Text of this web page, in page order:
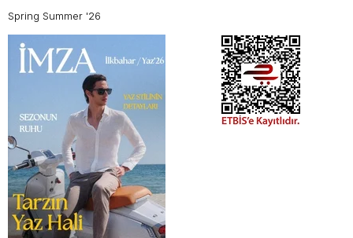
Spring Summer '26